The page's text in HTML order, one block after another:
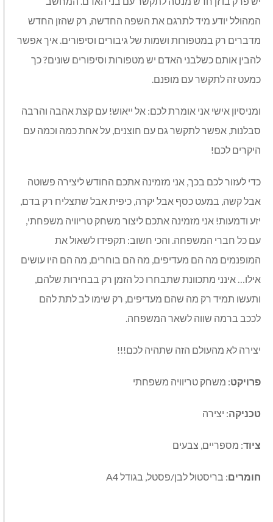
המהולל יודע מיד לתרגם את השפה החדשה, רק שהזן החדש
מדברים רק במטפורות ושמות של גיבורים וסיפורים. איך אפשר
להבין אותם כשלבני האדם יש מטפורות וסיפורים שונים? כך
כמעט זה לתקשר עם מופנם.
ומניסיון אישי אני אומרת לכם: אל ייאוש! עם קצת אהבה והרבה
סבלנות, אפשר לתקשר גם עם חוצנים, על אחת כמה וכמה עם
היקרים לכם!
כדי לעזור לכם בכך, אני מזמינה אתכם החודש ליצירה פשוטה
אבל קשה, במעט כסף אבל יקרה, כיפית אבל שתצליח רק בדם,
יזע ודמעות! אני מזמינה אתכם ליצור משחק טריוויה משפחתי,
עם כל חברי המשפחה. והכי חשוב: תקפידו לשאול את
המופנמים מה הם מעדיפים, מה הם בוחרים, מה הם היו עושים
אילו… אינני מתכוונת שתבחרו כל הזמן רק בבחירות שלהם,
ותעשו תמיד רק מה שהם מעדיפים, רק שימו לב לתת להם
לככב ברמה שווה לשאר המשפחה.
יצירה לא מהעולם הזה שתהיה לכם!!!
פרויקט: משחק טריוויה משפחתי
טכניקה: יצירה
ציוד: מספריים, צבעים
חומרים: בריסטול לבן/פסטל, בגודל A4